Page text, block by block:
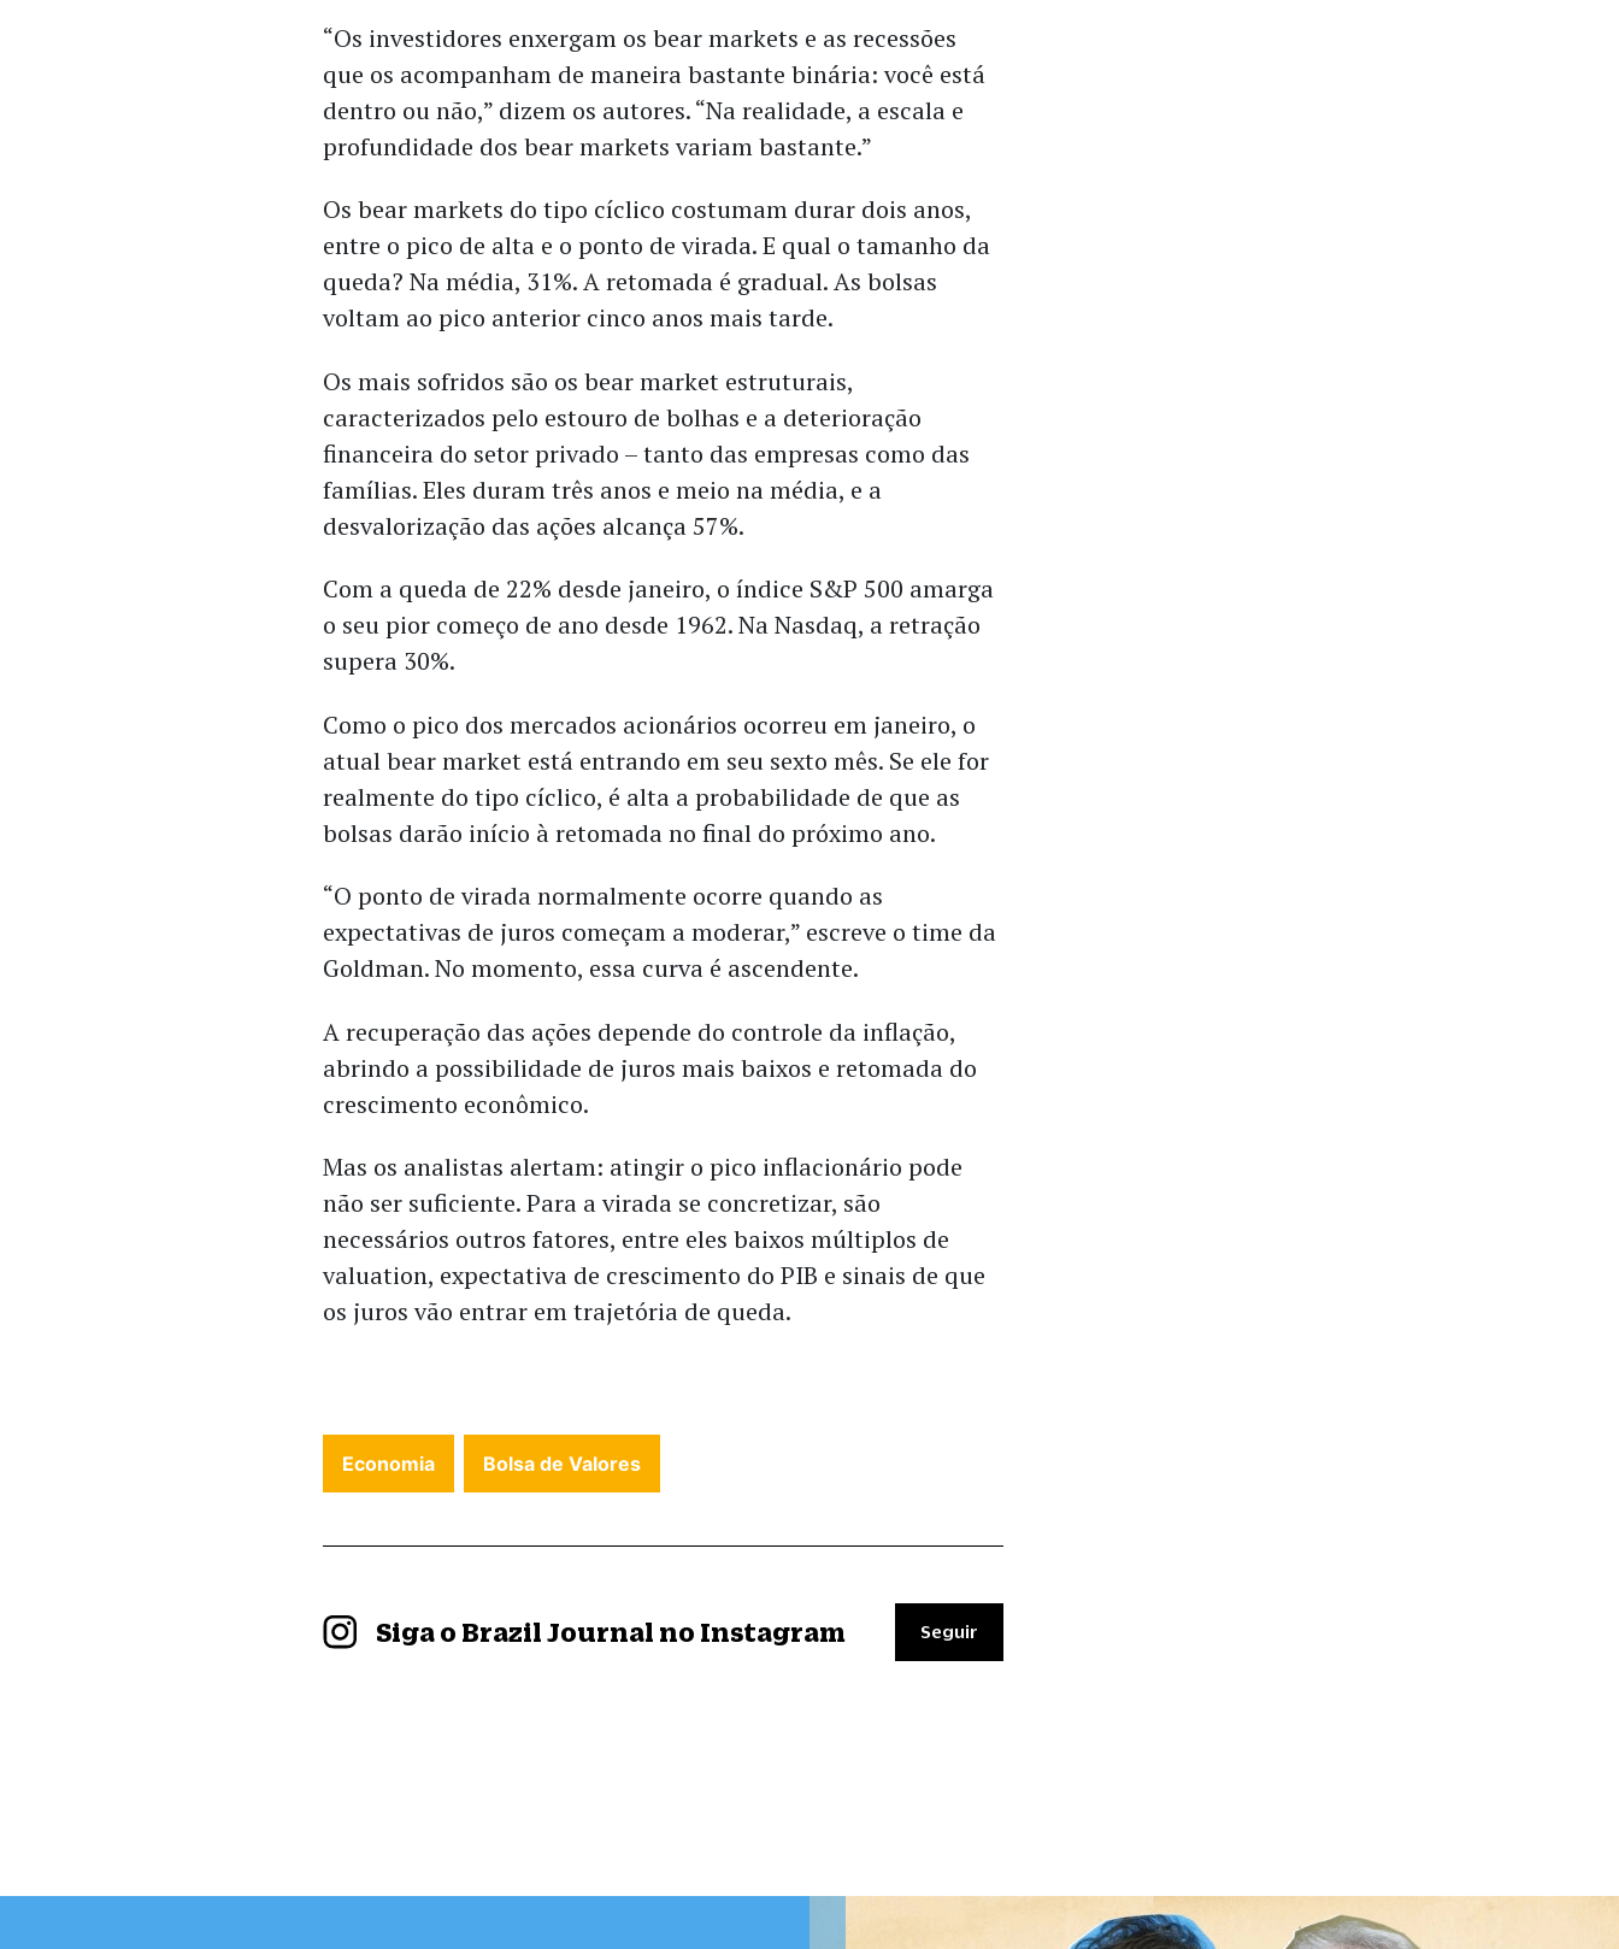
“Os investidores enxergam os bear markets e as recessões
que os acompanham de maneira bastante binária: você está
dentro ou não,” dizem os autores. “Na realidade, a escala e
profundidade dos bear markets variam bastante.”
Os bear markets do tipo cíclico costumam durar dois anos,
entre o pico de alta e o ponto de virada. E qual o tamanho da
queda? Na média, 31%. A retomada é gradual. As bolsas
voltam ao pico anterior cinco anos mais tarde.
Os mais sofridos são os bear market estruturais,
caracterizados pelo estouro de bolhas e a deterioração
financeira do setor privado – tanto das empresas como das
famílias. Eles duram três anos e meio na média, e a
desvalorização das ações alcança 57%.
Com a queda de 22% desde janeiro, o índice S&P 500 amarga
o seu pior começo de ano desde 1962. Na Nasdaq, a retração
supera 30%.
Como o pico dos mercados acionários ocorreu em janeiro, o
atual bear market está entrando em seu sexto mês. Se ele for
realmente do tipo cíclico, é alta a probabilidade de que as
bolsas darão início à retomada no final do próximo ano.
“O ponto de virada normalmente ocorre quando as
expectativas de juros começam a moderar,” escreve o time da
Goldman. No momento, essa curva é ascendente.
A recuperação das ações depende do controle da inflação,
abrindo a possibilidade de juros mais baixos e retomada do
crescimento econômico.
Mas os analistas alertam: atingir o pico inflacionário pode
não ser suficiente. Para a virada se concretizar, são
necessários outros fatores, entre eles baixos múltiplos de
valuation, expectativa de crescimento do PIB e sinais de que
os juros vão entrar em trajetória de queda.
Economia Bolsa de Valores
Siga o Brazil Journal no Instagram Seguir